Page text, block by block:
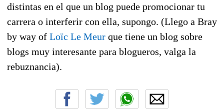
distintas en el que un blog puede promocionar tu
carrera o interferir con ella, supongo. (Llego a Bray
by way of Loïc Le Meur que tiene un blog sobre
blogs muy interesante para blogueros, valga la
rebuznancia).